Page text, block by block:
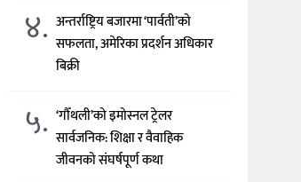
४. अन्तर्राष्ट्रिय बजारमा ‘पार्वती’को
सफलता, अमेरिका प्रदर्शन अधिकार
बिक्री
५. ‘गौँथली’को इमोस्नल ट्रेलर
सार्वजनिक: शिक्षा र वैवाहिक
जीवनको संघर्षपूर्ण कथा